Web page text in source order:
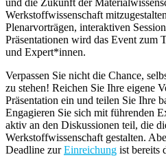
und die Zukunft der
Werkstoffwissenschaft
Plenarvorträgen, interaktiven
Präsentationen wird das Event
und Expert*innen.
Verpassen Sie nicht die Chance,
zu stehen! Reichen Sie Ihre eigene
Präsentation ein und teilen Sie Ihre
Engagieren Sie sich mit führenden
aktiv an den Diskussionen teil, die
Werkstoffwissenschaft gestalten.
Deadline zurEinreichung ist bereits